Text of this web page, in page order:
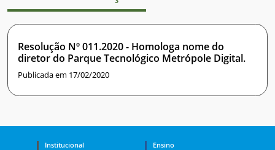
Resolução Nº 011.2020 - Homologa nome do
diretor do Parque Tecnológico Metrópole Digital.
Publicada em 17/02/2020
Institucional
Ensino